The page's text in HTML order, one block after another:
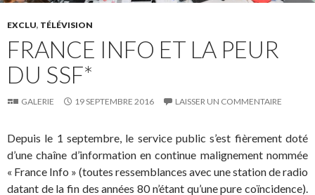
EXCLU, TÉLÉVISION
FRANCE INFO ET LA PEUR
DU SSF*
GALERIE 19 SEPTEMBRE 2016 LAISSER UN COMMENTAIRE
Depuis le 1 septembre, le service public s’est fièrement doté
d’une chaîne d’information en continue malignement nommée
« France Info » (toutes ressemblances avec une station de radio
datant de la fin des années 80 n’étant qu’une pure coïncidence).